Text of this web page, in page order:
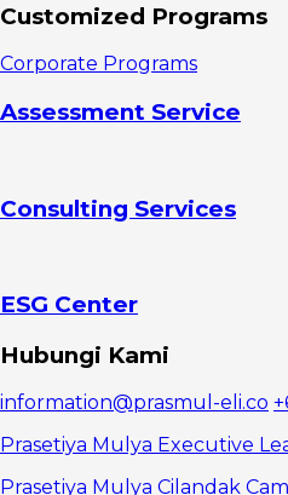
Customized Programs
Corporate Programs
Assessment Service
Consulting Services
ESG Center
Hubungi Kami
information@prasmul-eli.co
Prasetiya Mulya Executive
Prasetiya Mulya Cilandak